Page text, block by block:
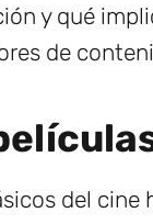
y qué
de
del cine